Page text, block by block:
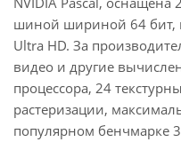
шиной шириной 64 бит,
Ultra HD. За
видео и другие
процессора, 24
растеризации,
популярном бенчмарке